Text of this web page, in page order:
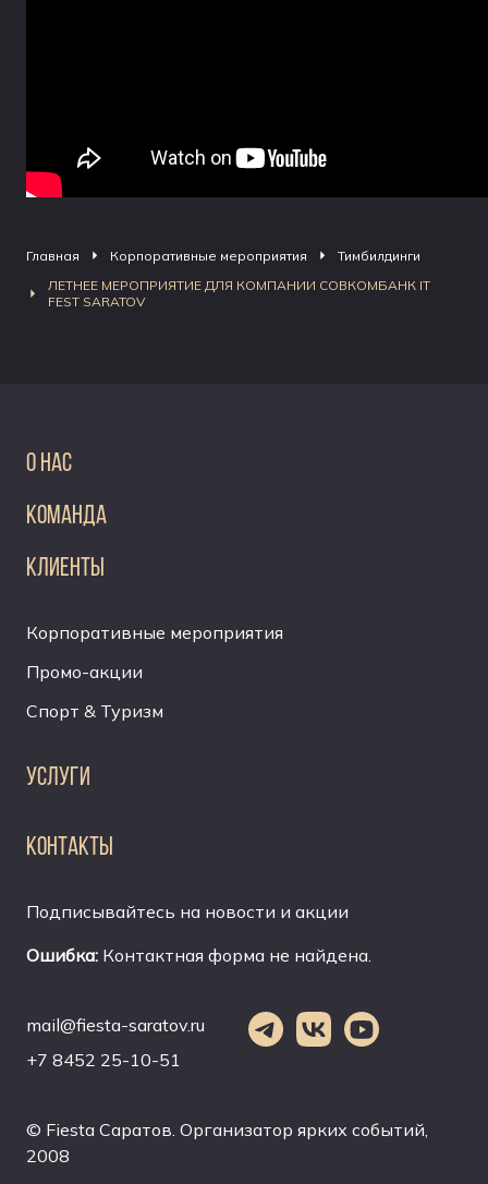
Главная Корпоративные мероприятия
Тимбилдинги
ЛЕТНЕЕ МЕРОПРИЯТИЕ ДЛЯ КОМПАНИИ СОВКОМБАНК IT
FEST SARATOV
О НАС
КОМАНДА
КЛИЕНТЫ
Корпоративные мероприятия
Промо-акции
Спорт & Туризм
УСЛУГИ
КОНТАКТЫ
Подписывайтесь на новости и акции
Ошибка: Контактная форма не найдена.
mail@fiesta-saratov.ru
+7 8452 25-10-51
© Fiesta Саратов. Организатор ярких событий,
2008